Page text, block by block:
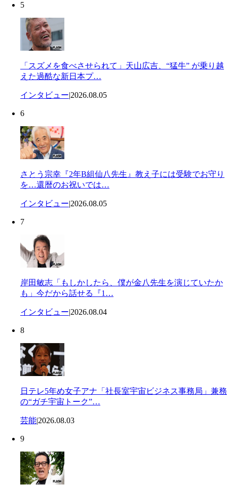
5
「スズメを食べさせられて」天山広吉、“猛牛” が乗り越
えた過酷な新日本プ…
インタビュー|2026.08.05
6
さとう宗幸『2年B組仙八先生』教え子には受験でお守り
を…還暦のお祝いでは…
インタビュー|2026.08.05
7
岸田敏志「もしかしたら、僕が金八先生を演じていたか
も」今だから話せる『1…
インタビュー|2026.08.04
8
日テレ5年め女子アナ「社長室宇宙ビジネス事務局」兼務
の“ガチ宇宙トーク”…
芸能|2026.08.03
9